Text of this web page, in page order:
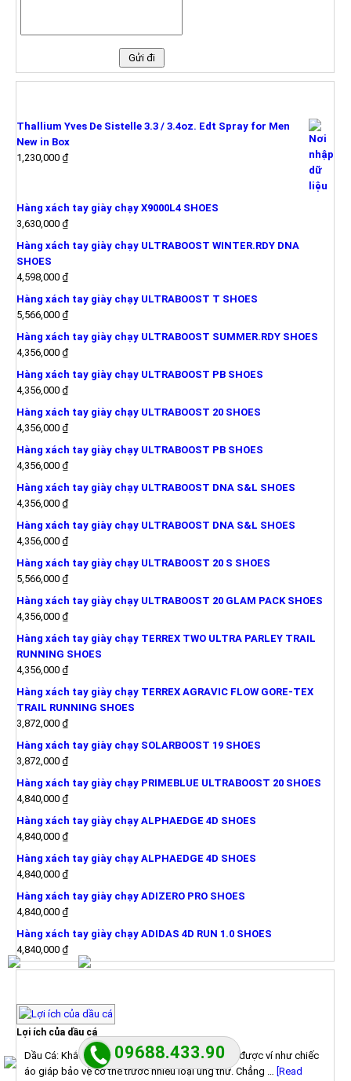
09688.433.90
Thallium Yves De Sistelle 3.3 / 3.4oz. Edt Spray for Men
New in Box
1,230,000 ₫
Hàng xách tay giày chạy X9000L4 SHOES
3,630,000 ₫
Hàng xách tay giày chạy ULTRABOOST WINTER.RDY DNA
SHOES
4,598,000 ₫
Hàng xách tay giày chạy ULTRABOOST T SHOES
5,566,000 ₫
Hàng xách tay giày chạy ULTRABOOST SUMMER.RDY SHOES
4,356,000 ₫
Hàng xách tay giày chạy ULTRABOOST PB SHOES
4,356,000 ₫
Hàng xách tay giày chạy ULTRABOOST 20 SHOES
4,356,000 ₫
Hàng xách tay giày chạy ULTRABOOST PB SHOES
4,356,000 ₫
Hàng xách tay giày chạy ULTRABOOST DNA S&L SHOES
4,356,000 ₫
Hàng xách tay giày chạy ULTRABOOST DNA S&L SHOES
4,356,000 ₫
Hàng xách tay giày chạy ULTRABOOST 20 S SHOES
5,566,000 ₫
Hàng xách tay giày chạy ULTRABOOST 20 GLAM PACK SHOES
4,356,000 ₫
Hàng xách tay giày chạy TERREX TWO ULTRA PARLEY TRAIL
RUNNING SHOES
4,356,000 ₫
Hàng xách tay giày chạy TERREX AGRAVIC FLOW GORE-TEX
TRAIL RUNNING SHOES
3,872,000 ₫
Hàng xách tay giày chạy SOLARBOOST 19 SHOES
3,872,000 ₫
Hàng xách tay giày chạy PRIMEBLUE ULTRABOOST 20 SHOES
4,840,000 ₫
Hàng xách tay giày chạy ALPHAEDGE 4D SHOES
4,840,000 ₫
Hàng xách tay giày chạy ALPHAEDGE 4D SHOES
4,840,000 ₫
Hàng xách tay giày chạy ADIZERO PRO SHOES
4,840,000 ₫
Hàng xách tay giày chạy ADIDAS 4D RUN 1.0 SHOES
4,840,000 ₫
Lợi ích của dầu cá
Dầu Cá: Khắc Tinh Của Ung Thư Dầu Cá Dầu cá được ví như chiếc
áo giáp bảo vệ cơ thể trước nhiều loại ung thư. Chẳng … [Read